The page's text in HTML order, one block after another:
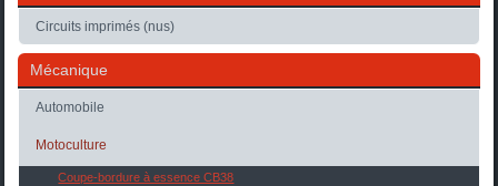
Circuits imprimés (nus)
Mécanique
Automobile
Motoculture
Coupe-bordure à essence CB38